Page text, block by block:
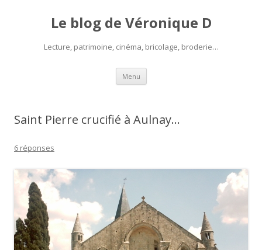
Le blog de Véronique D
Lecture, patrimoine, cinéma, bricolage, broderie…
Menu Aller
contenu
Saint Pierre crucifié à Aulnay…
6 réponses